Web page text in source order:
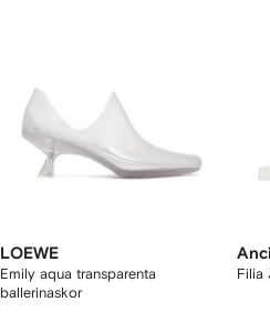
LOEWE
Emily aqua transparenta
ballerinaskor
Filia